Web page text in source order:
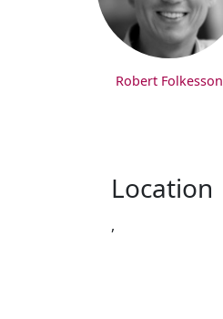
Robert Folkesson
Location
,